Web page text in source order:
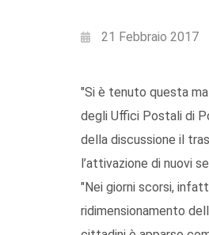
21 Febbraio 2017
"Si è tenuto questa
degli Uffici Postali di
della discussione il
l’attivazione di nuovi
"Nei giorni scorsi,
ridimensionamento